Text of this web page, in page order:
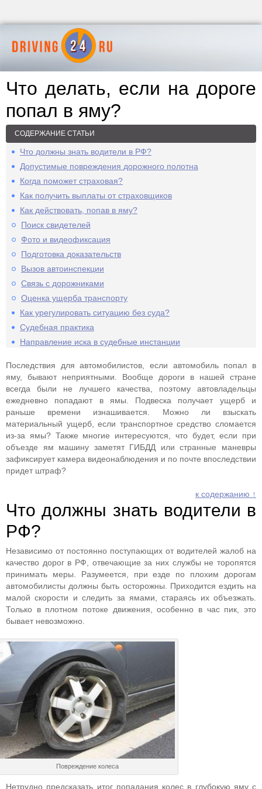
Что делать, если на дороге
попал в яму?
СОДЕРЖАНИЕ СТАТЬИ
Что должны знать водители в РФ?
Допустимые повреждения дорожного полотна
Когда поможет страховая?
Как получить выплаты от страховщиков
Как действовать, попав в яму?
Поиск свидетелей
Фото и видеофиксация
Подготовка доказательств
Вызов автоинспекции
Связь с дорожниками
Оценка ущерба транспорту
Как урегулировать ситуацию без суда?
Судебная практика
Направление иска в судебные инстанции
Последствия для автомобилистов, если автомобиль попал в
яму, бывают неприятными. Вообще дороги в нашей стране
всегда были не лучшего качества, поэтому автовладельцы
ежедневно попадают в ямы. Подвеска получает ущерб и
раньше времени изнашивается. Можно ли взыскать
материальный ущерб, если транспортное средство сломается
из-за ямы? Также многие интересуются, что будет, если при
объезде ям машину заметят ГИБДД или странные маневры
зафиксирует камера видеонаблюдения и по почте впоследствии
придет штраф?
к содержанию ↑
Что должны знать водители в
РФ?
Независимо от постоянно поступающих от водителей жалоб на
качество дорог в РФ, отвечающие за них службы не торопятся
принимать меры. Разумеется, при езде по плохим дорогам
автомобилисты должны быть осторожны. Приходится ездить на
малой скорости и следить за ямами, стараясь их объезжать.
Только в плотном потоке движения, особенно в час пик, это
бывает невозможно.
Повреждение колеса
Нетрудно предсказать итог попадания колес в глубокую яму с